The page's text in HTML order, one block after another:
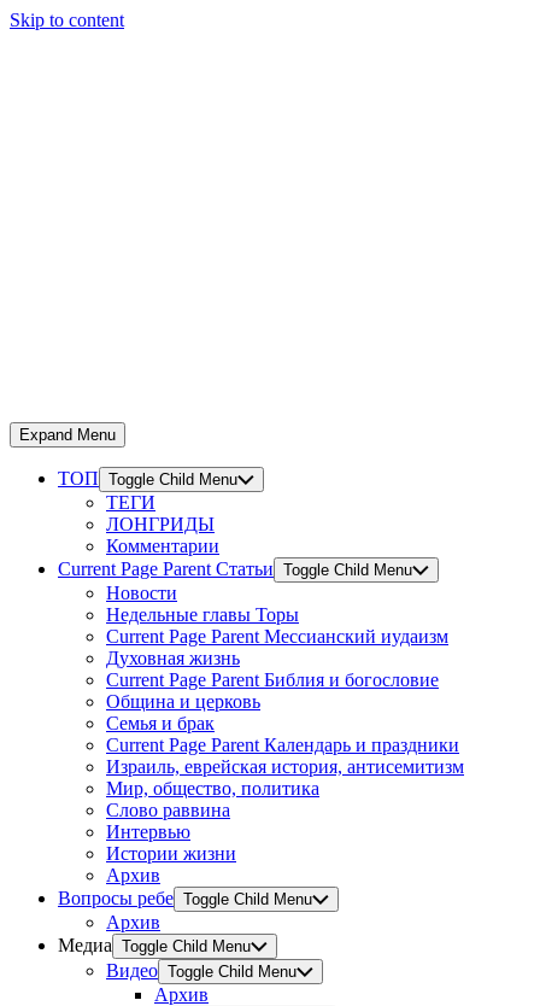
Skip to content
Expand Menu
ТОП Toggle Child Menu
ТЕГИ
ЛОНГРИДЫ
Комментарии
Current Page Parent Статьи Toggle Child Menu
Новости
Недельные главы Торы
Current Page Parent Мессианский иудаизм
Духовная жизнь
Current Page Parent Библия и богословие
Община и церковь
Семья и брак
Current Page Parent Календарь и праздники
Израиль, еврейская история, антисемитизм
Мир, общество, политика
Слово раввина
Интервью
Истории жизни
Архив
Вопросы ребе Toggle Child Menu
Архив
Медиа Toggle Child Menu
Видео Toggle Child Menu
Архив